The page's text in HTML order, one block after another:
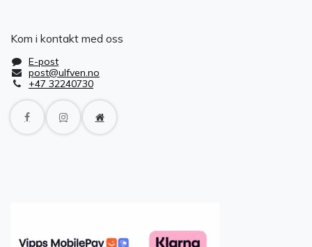
Kom i kontakt med oss
E-post
post@ulfven.no
+47 32240730